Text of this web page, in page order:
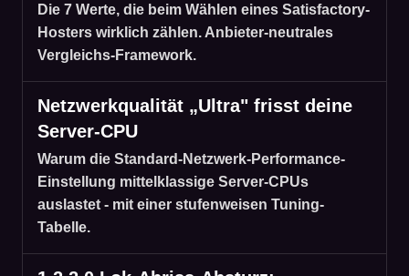
Die 7 Werte, die beim Wählen eines Satisfactory-
Hosters wirklich zählen. Anbieter-neutrales
Vergleichs-Framework.
Netzwerkqualität „Ultra" frisst deine
Server-CPU
Warum die Standard-Netzwerk-Performance-
Einstellung mittelklassige Server-CPUs
auslastet - mit einer stufenweisen Tuning-
Tabelle.